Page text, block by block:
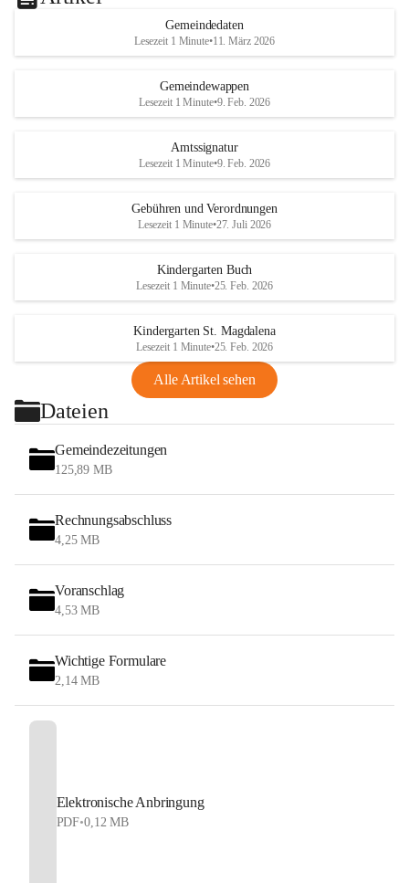
Gemeindedaten
Lesezeit 1 Minute•11. März 2026
Gemeindewappen
Lesezeit 1 Minute•9. Feb. 2026
Amtssignatur
Lesezeit 1 Minute•9. Feb. 2026
Gebühren und Verordnungen
Lesezeit 1 Minute•27. Juli 2026
Kindergarten Buch
Lesezeit 1 Minute•25. Feb. 2026
Kindergarten St. Magdalena
Lesezeit 1 Minute•25. Feb. 2026
Alle Artikel sehen
Dateien
Gemeindezeitungen
125,89 MB
Rechnungsabschluss
4,25 MB
Voranschlag
4,53 MB
Wichtige Formulare
2,14 MB
Elektronische Anbringung
PDF•0,12 MB